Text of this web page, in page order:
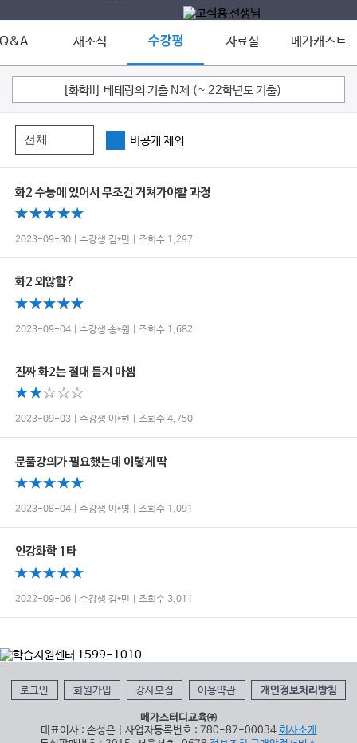
새소식 수강평 자료실 메가캐스트
[화학ll] 베테랑의 기출 N제 (~ 22학년도 기출)
비공개 제외
화2 수능에 있어서 무조건 거쳐가야할 과정
2023-09-30 | 수강생 김*민 | 조회수 1,297
화2 외않함?
2023-09-04 | 수강생 송*원 | 조회수 1,682
진짜 화2는 절대 듣지 마셈
2023-09-03 | 수강생 이*현 | 조회수 4,750
문풀강의가 필요했는데 이렇게 딱
2023-08-04 | 수강생 이*영 | 조회수 1,091
인강화학 1타
2022-09-06 | 수강생 김*민 | 조회수 3,011
로그인 회원가입 강사모집 이용약관 개인정보처리방침
메가스터디교육㈜
대표이사 : 손성은 | 사업자등록번호 : 780-87-00034 회사소개